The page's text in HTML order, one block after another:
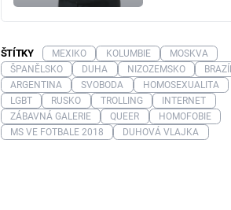
ŠTÍTKY MEXIKO KOLUMBIE
MOSKVA
ŠPANĚLSKO
DUHA NIZOZEMSKO
ARGENTINA
SVOBODA
HOMOSEXUALITA
LGBT
RUSKO TROLLING
INTERNET
ZÁBAVNÁ GALERIE
QUEER
HOMOFOBIE
MS VE FOTBALE 2018
DUHOVÁ VLAJKA